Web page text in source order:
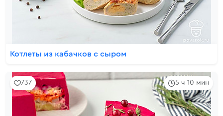
Котлеты из кабачков с сыром
5 ч 10 мин
737